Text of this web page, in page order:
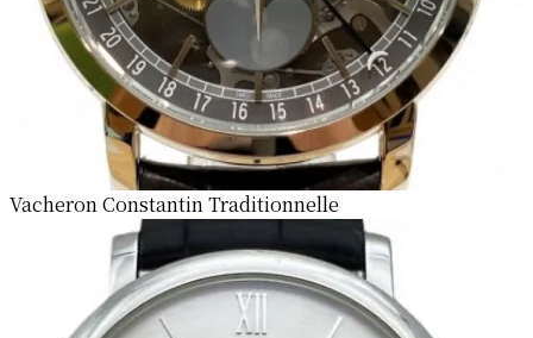
Vacheron Constantin Traditionnelle